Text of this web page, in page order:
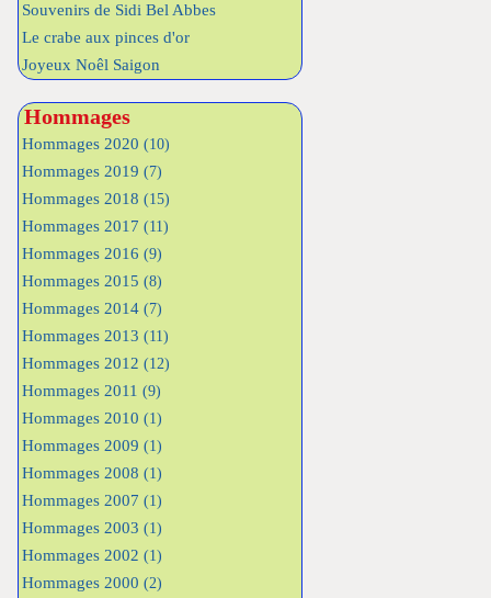
Souvenirs de Sidi Bel Abbes
Le crabe aux pinces d'or
Joyeux Noêl Saigon
Hommages
Hommages 2020 (10)
Hommages 2019 (7)
Hommages 2018 (15)
Hommages 2017 (11)
Hommages 2016 (9)
Hommages 2015 (8)
Hommages 2014 (7)
Hommages 2013 (11)
Hommages 2012 (12)
Hommages 2011 (9)
Hommages 2010 (1)
Hommages 2009 (1)
Hommages 2008 (1)
Hommages 2007 (1)
Hommages 2003 (1)
Hommages 2002 (1)
Hommages 2000 (2)